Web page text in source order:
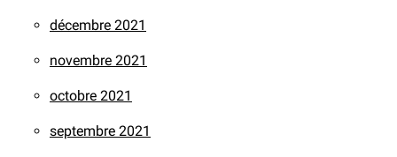
décembre 2021
novembre 2021
octobre 2021
septembre 2021